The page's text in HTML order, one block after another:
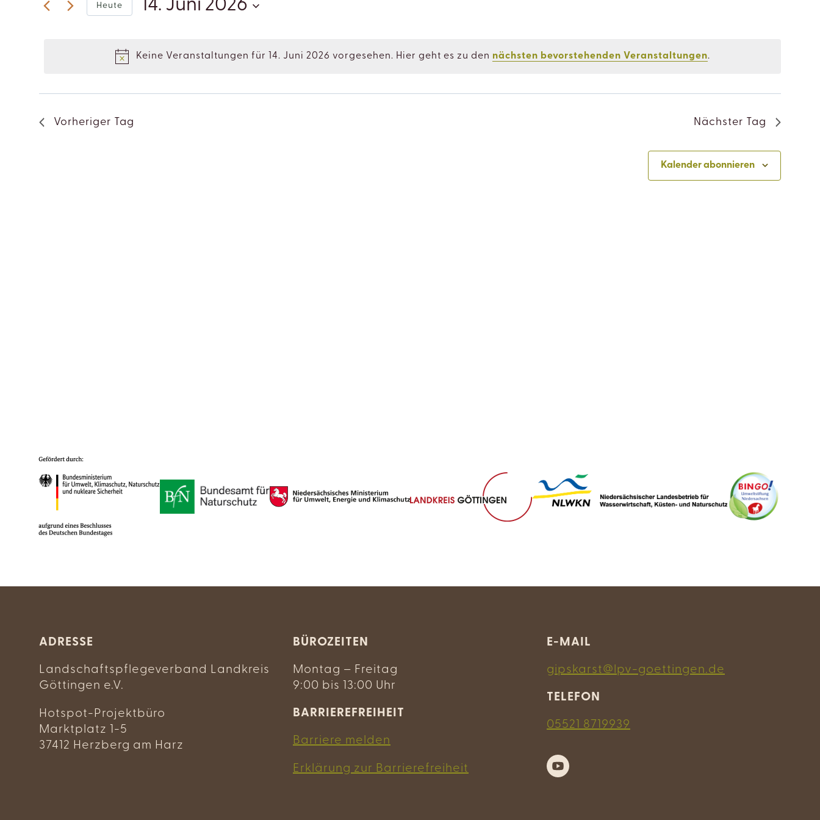
14.
Hinweis
Keine Veranstaltungen für 14. Juni 2026 vorgesehen. Hier geht es zu den nächsten bevorstehenden Veranstaltungen.
ANSICHTEN,
nach
Heute 14. Juni 2026
Vorheriger Tag Nächster Tag
Kalender abonnieren
ADRESSE
Landschaftspflegeverband Landkreis
Göttingen e.V.
Hotspot-Projektbüro
Marktplatz 1-5
37412 Herzberg am Harz
BÜROZEITEN
Montag – Freitag
9:00 bis 13:00 Uhr
BARRIEREFREIHEIT
Barriere melden
Erklärung zur Barrierefreiheit
E-MAIL
gipskarst@lpv-goettingen.de
TELEFON
05521 8719939